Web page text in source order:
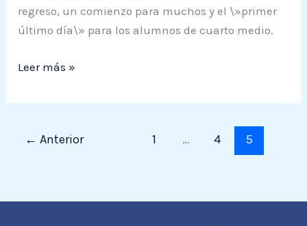
regreso, un comienzo para muchos y el \»primer
último día\» para los alumnos de cuarto medio.
Leer más »
← Anterior 1 … 4 5